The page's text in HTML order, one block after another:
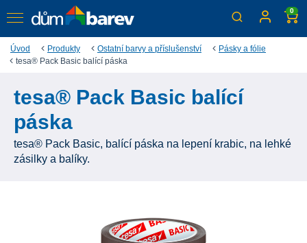
0
Úvod Produkty Ostatní barvy a příslušenství
Pásky a fólie
tesa® Pack Basic balící páska
tesa® Pack Basic balící
páska
tesa® Pack Basic, balící páska na lepení krabic, na lehké
zásilky a balíky.